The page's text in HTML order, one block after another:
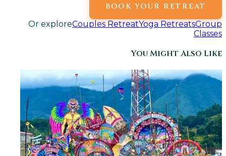
BOOK YOUR RETREAT
Or exploreCouples RetreatYoga RetreatsGroup
Classes
You Might Also Like